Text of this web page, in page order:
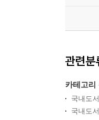
관련분
카테고리
국내도서
국내도서